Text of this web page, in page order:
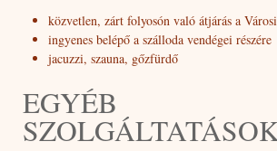
közvetlen, zárt folyosón való átjárás a
ingyenes belépő a szálloda vendégei részére
jacuzzi, szauna, gőzfürdő
EGYÉB